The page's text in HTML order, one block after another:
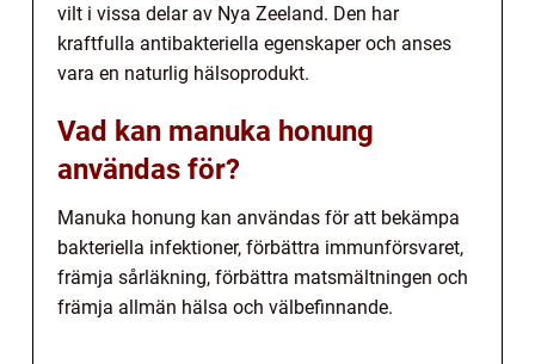
vilt i vissa delar av Nya Zeeland. Den har
kraftfulla antibakteriella egenskaper och anses
vara en naturlig hälsoprodukt.
Vad kan manuka honung
användas för?
Manuka honung kan användas för att bekämpa
bakteriella infektioner, förbättra immunförsvaret,
främja sårläkning, förbättra matsmältningen och
främja allmän hälsa och välbefinnande.